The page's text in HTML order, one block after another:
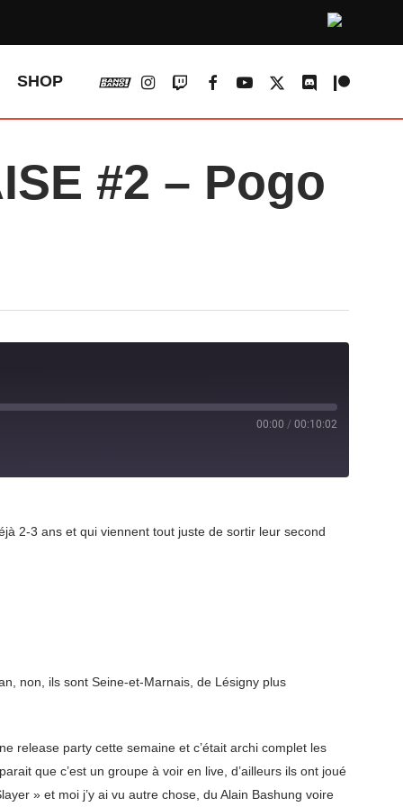
SHOP vk instagram
twitchfacebookyoutube
x-
discordpatreon
#2 – Pogo
00:00 / 00:10:02
2-3 ans et qui viennent tout juste de sortir leur second
non, ils sont Seine-et-Marnais, de Lésigny plus
release party cette semaine et c’était archi complet les
que c’est un groupe à voir en live, d’ailleurs ils ont joué
» et moi j’y ai vu autre chose, du Alain Bashung voire